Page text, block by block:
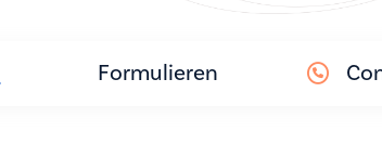
Formulieren